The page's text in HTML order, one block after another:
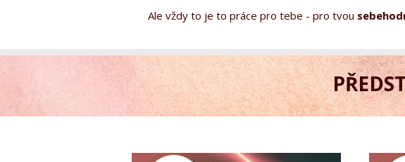
Ale vždy to je to práce pro tebe - pro tvou